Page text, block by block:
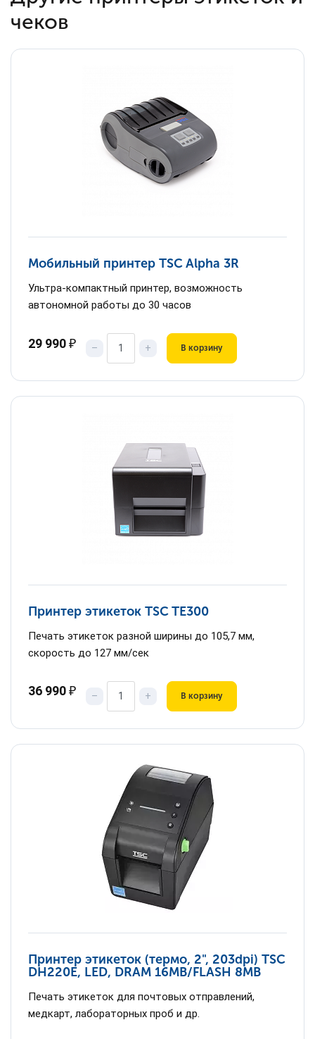
чеков
Мобильный принтер TSC Alpha 3R
Ультра-компактный принтер, возможность
автономной работы до 30 часов
29 990₽ – + В корзину
Принтер этикеток TSC TE300
Печать этикеток разной ширины до 105,7 мм,
скорость до 127 мм/сек
36 990₽ – + В корзину
Принтер этикеток (термо, 2", 203dpi) TSC
DH220E, LED, DRAM 16MB/FLASH 8MB
Печать этикеток для почтовых отправлений,
медкарт, лабораторных проб и др.